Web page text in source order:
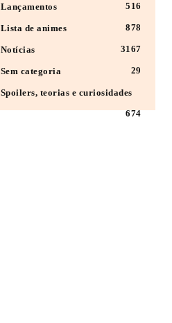
Lançamentos 516
Lista de animes 878
Notícias 3167
Sem categoria 29
Spoilers, teorias e curiosidades
674